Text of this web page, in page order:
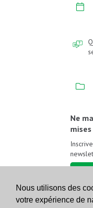
Nous utilisons des
votre expérience de
Ne